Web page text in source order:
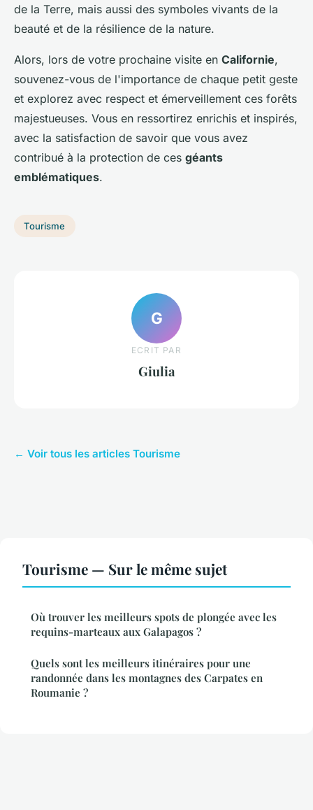
de la Terre, mais aussi des symboles vivants de la
beauté et de la résilience de la nature.
Alors, lors de votre prochaine visite en Californie,
souvenez-vous de l'importance de chaque petit geste
et explorez avec respect et émerveillement ces forêts
majestueuses. Vous en ressortirez enrichis et inspirés,
avec la satisfaction de savoir que vous avez
contribué à la protection de ces géants
emblématiques.
Tourisme
G
ECRIT PAR
Giulia
← Voir tous les articles Tourisme
Tourisme — Sur le même sujet
Où trouver les meilleurs spots de plongée avec les
requins-marteaux aux Galapagos ?
Quels sont les meilleurs itinéraires pour une
randonnée dans les montagnes des Carpates en
Roumanie ?